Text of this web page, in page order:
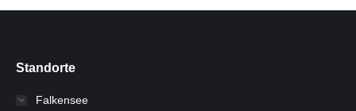
Standorte
Falkensee